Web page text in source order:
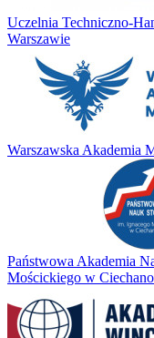
Uczelnia Techniczno-
Warszawie
Warszawska Akademia
Państwowa Akademia
Mościckiego w